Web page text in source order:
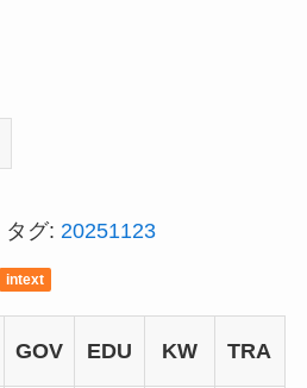
タグ: 20251123
intext
GOV EDU KW TRA